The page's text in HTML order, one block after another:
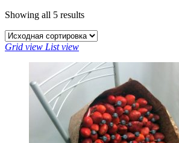
Showing all 5 results
Grid view List view